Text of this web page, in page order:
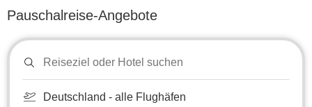
Pauschalreise-Angebote
oder
Deutschland - alle Flughäfen